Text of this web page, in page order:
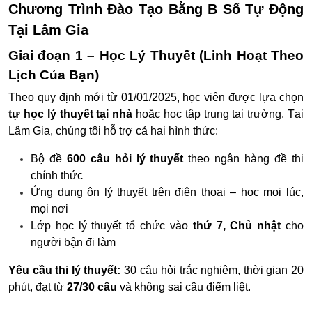
Chương Trình Đào Tạo Bằng B Số Tự Động
Tại Lâm Gia
Giai đoạn 1 – Học Lý Thuyết (Linh Hoạt Theo
Lịch Của Bạn)
Theo quy định mới từ 01/01/2025, học viên được lựa chọn
tự học lý thuyết tại nhà hoặc học tập trung tại trường. Tại
Lâm Gia, chúng tôi hỗ trợ cả hai hình thức:
Bộ đề 600 câu hỏi lý thuyết theo ngân hàng đề thi
chính thức
Ứng dụng ôn lý thuyết trên điện thoại – học mọi lúc,
mọi nơi
Lớp học lý thuyết tổ chức vào thứ 7, Chủ nhật cho
người bận đi làm
Yêu cầu thi lý thuyết: 30 câu hỏi trắc nghiệm, thời gian 20
phút, đạt từ 27/30 câu và không sai câu điểm liệt.